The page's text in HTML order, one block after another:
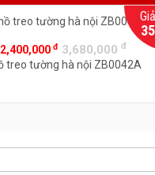
2,400,000đ 3,680,000đ
treo tường hà nội ZB0042A